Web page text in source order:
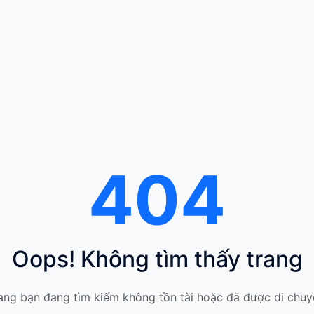
404
Oops! Không tìm thấy trang
bạn đang tìm kiếm không tồn tài hoặc đã được di